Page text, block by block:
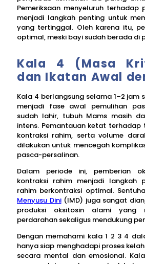
Pemeriksaan menyeluruh
menjadi langkah penting untuk
yang tertinggal. Oleh karena itu,
optimal, meski bayi sudah berada di
Kala 4 (Masa
dan Ikatan Awal
Kala 4 berlangsung selama 1–2
menjadi fase awal pemulihan
sudah lahir, tubuh Mams masih
intens. Pemantauan ketat terhadap
kontraksi rahim, serta volume
dilakukan untuk mencegah
pasca-persalinan.
Dalam periode ini, pemberian
kontraksi rahim menjadi langkah
rahim berkontraksi optimal.
Menyusu Dini(IMD) juga sangat
produksi oksitosin alami yang
perdarahan sekaligus mendukung
Dengan memahami kala 1 2 3 4
hanya siap menghadapi proses
secara mental dan emosional.